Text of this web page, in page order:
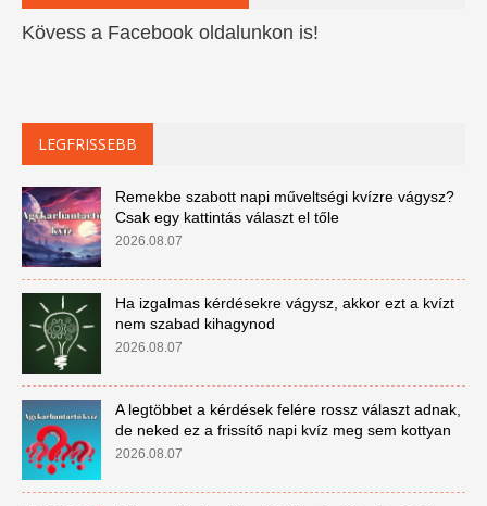
Kövess a Facebook oldalunkon is!
LEGFRISSEBB
Remekbe szabott napi műveltségi kvízre vágysz?
Csak egy kattintás választ el tőle
2026.08.07
Ha izgalmas kérdésekre vágysz, akkor ezt a kvízt
nem szabad kihagynod
2026.08.07
A legtöbbet a kérdések felére rossz választ adnak,
de neked ez a frissítő napi kvíz meg sem kottyan
2026.08.07